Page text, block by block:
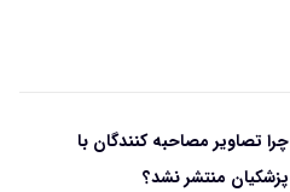
چرا تصاویر مصاحبه کنندگان با
پزشکیان منتشر نشد؟